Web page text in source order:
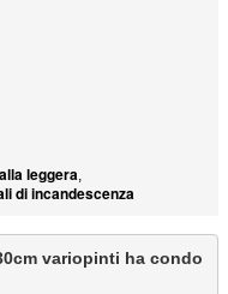
leggera,
di incandescenza
variopinti ha condo